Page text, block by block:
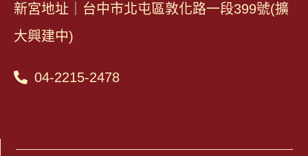
新宮地址｜台中市北屯區敦化路一段399號(擴
大興建中)
04-2215-2478